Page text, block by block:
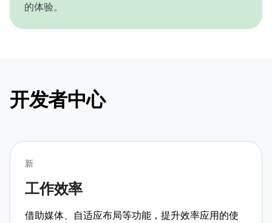
的体验。
开发者中心
新
工作效率
借助媒体、自适应布局等功能，提升效率应用的使